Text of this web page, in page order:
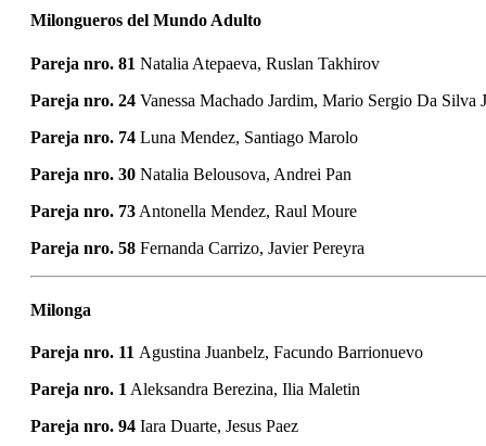
Milongueros del Mundo Adulto
Pareja nro. 81 Natalia Atepaeva, Ruslan Takhirov
Pareja nro. 24 Vanessa Machado Jardim, Mario Sergio Da Silva
Pareja nro. 74 Luna Mendez, Santiago Marolo
Pareja nro. 30 Natalia Belousova, Andrei Pan
Pareja nro. 73 Antonella Mendez, Raul Moure
Pareja nro. 58 Fernanda Carrizo, Javier Pereyra
Milonga
Pareja nro. 11 Agustina Juanbelz, Facundo Barrionuevo
Pareja nro. 1 Aleksandra Berezina, Ilia Maletin
Pareja nro. 94 Iara Duarte, Jesus Paez